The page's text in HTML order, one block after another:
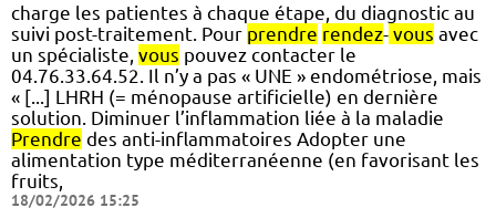
charge les patientes à chaque étape, du diagnostic au
suivi post-traitement. Pour prendre rendez- vous avec
un spécialiste, vous pouvez contacter le
04.76.33.64.52. Il n’y a pas « UNE » endométriose, mais
« [...] LHRH (= ménopause artificielle) en dernière
solution. Diminuer l’inflammation liée à la maladie
Prendre des anti-inflammatoires Adopter une
alimentation type méditerranéenne (en favorisant les
fruits,
18/02/2026 15:25